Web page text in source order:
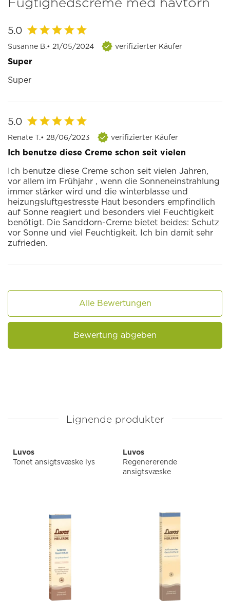
5.0
Susanne B.• 21/05/2024 verifizierter Käufer
Super
Super
5.0
Renate T.• 28/06/2023 verifizierter Käufer
Ich benutze diese Creme schon seit vielen
Ich benutze diese Creme schon seit vielen Jahren,
vor allem im Frühjahr , wenn die Sonneneinstrahlung
immer stärker wird und die winterblasse und
heizungsluftgestresste Haut besonders empfindlich
auf Sonne reagiert und besonders viel Feuchtigkeit
benötigt. Die Sanddorn-Creme bietet beides: Schutz
vor Sonne und viel Feuchtigkeit. Ich bin damit sehr
zufrieden.
Alle Bewertungen
Bewertung abgeben
Lignende produkter
Luvos
Tonet ansigtsvæske lys
Luvos
Regenererende
ansigtsvæske